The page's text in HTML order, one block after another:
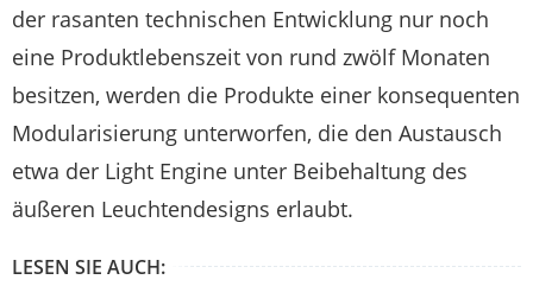
der rasanten technischen Entwicklung nur noch
eine Produktlebenszeit von rund zwölf Monaten
besitzen, werden die Produkte einer konsequenten
Modularisierung unterworfen, die den Austausch
etwa der Light Engine unter Beibehaltung des
äußeren Leuchtendesigns erlaubt.
LESEN SIE AUCH: